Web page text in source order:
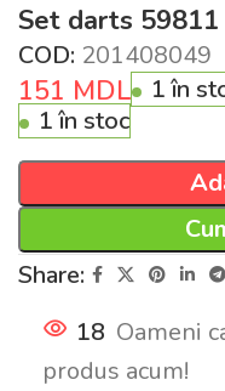
Set darts 59811
COD: 201408049
151 MDL
1 în
1 în stoc
Share:
18 Oameni
produs acum!